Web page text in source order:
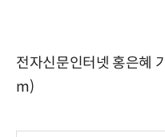
전자신문인터넷 홍은혜
m)